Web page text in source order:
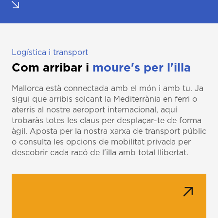
Logística i transport
Com arribar i moure's per l'illa
Mallorca està connectada amb el món i amb tu. Ja
sigui que arribis solcant la Mediterrània en ferri o
aterris al nostre aeroport internacional, aquí
trobaràs totes les claus per desplaçar-te de forma
àgil. Aposta per la nostra xarxa de transport públic
o consulta les opcions de mobilitat privada per
descobrir cada racó de l'illa amb total llibertat.